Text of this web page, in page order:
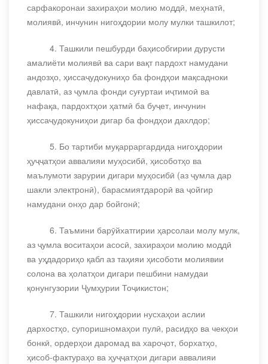
сарфакоронаи захираҳои молию моддӣ, меҳнатӣ,
молиявӣ, инчунин нигоҳдории молу мулки ташкилот;
4. Ташкили пешбурди баҳисобгирии дурусти
амалиёти молиявӣ ва сари вақт пардохт намудани
андозҳо, ҳиссаҷудокуниҳо ба фондҳои мақсадноки
давлатӣ, аз ҷумла фонди суғуртаи иҷтимоӣ ва
нафақа, пардохтҳои ҳатмӣ ба буҷет, инчунин
ҳиссаҷудокуниҳои дигар ба фондҳои дахлдор;
5. Бо тартиби муқарраргардида нигоҳдории
ҳуҷҷатҳои аввалияи муҳосибӣ, ҳисоботҳо ва
маълумоти зарурии дигари муҳосибӣ (аз ҷумла дар
шакли электронӣ), барасмиятдарорӣ ва ҷойгир
намудани онҳо дар бойгонӣ;
6. Таъмини барӯйхатгирии ҳарсолаи молу мулк,
аз ҷумла воситаҳои асосӣ, захираҳои молию моддӣ
ва уҳдадориҳо қабл аз таҳияи ҳисоботи молиявии
солона ва ҳолатҳои дигари пешбини намудаи
қонунгузории Ҷумҳурии Тоҷикистон;
7. Ташкили нигоҳдории нусхаҳои аслии
дархостҳо, супоришномаҳои пулӣ, расидҳо ва чекҳои
бонкӣ, ордерҳои даромад ва хароҷот, борхатҳо,
ҳисоб-фактураҳо ва ҳуҷҷатҳои дигари аввалияи